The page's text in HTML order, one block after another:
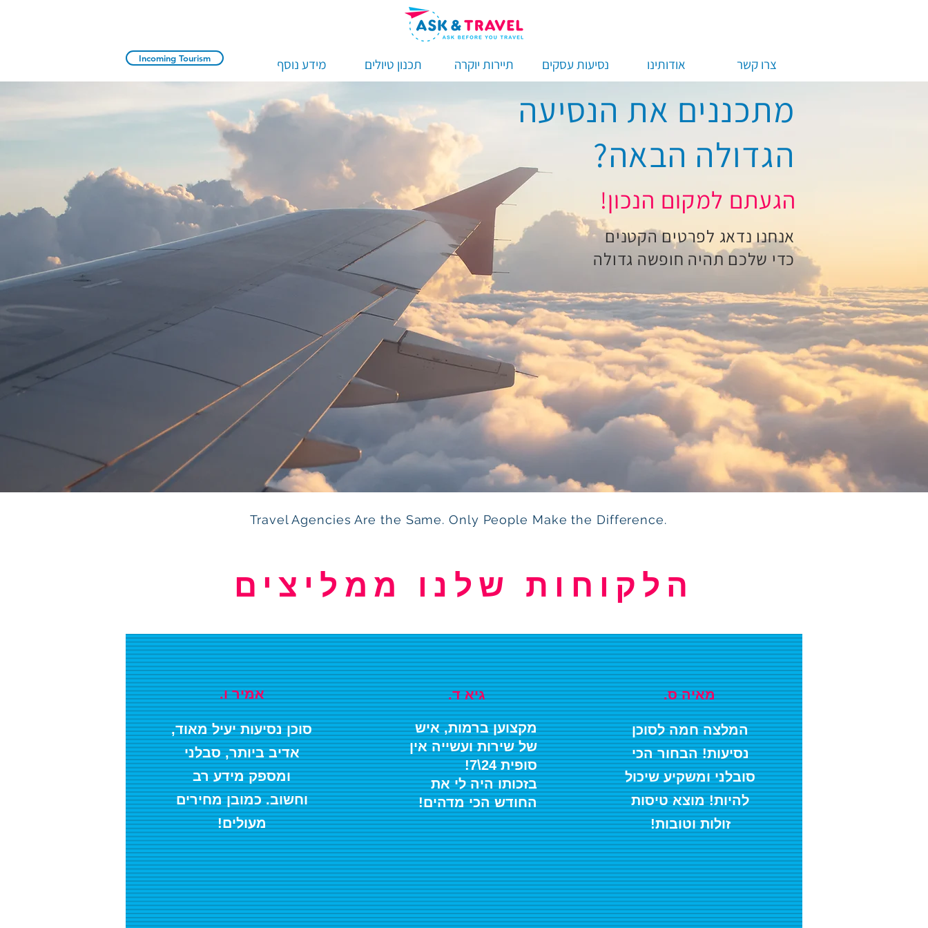
Incoming Tourism מידע נוסף תכנון טיולים תיירות יוקרה נסיעות עסקים אודותינו צרו קשר
מתכננים את הנסיעה
?הגדולה הבאה
אנחנו נדאג לפרטים הקטנים
כדי שלכם תהיה חופשה גדולה
Travel Agencies Are the Same. Only People Make the Difference.
הלקוחות שלנו ממליצים
אמיר ו.
סוכן נסיעות יעיל מאוד,
אדיב ביותר, סבלני
ומספק מידע רב
וחשוב. כמובן מחירים
מעולים!
.גיא ד
מקצוען ברמות, איש
של שירות ועשייה אין
סופית 24\7!
בזכותו היה לי את
החודש הכי מדהים!
.מאיה ס
המלצה חמה לסוכן
נסיעות! הבחור הכי
סובלני ומשקיע שיכול
להיות! מוצא טיסות
זולות וטובות!